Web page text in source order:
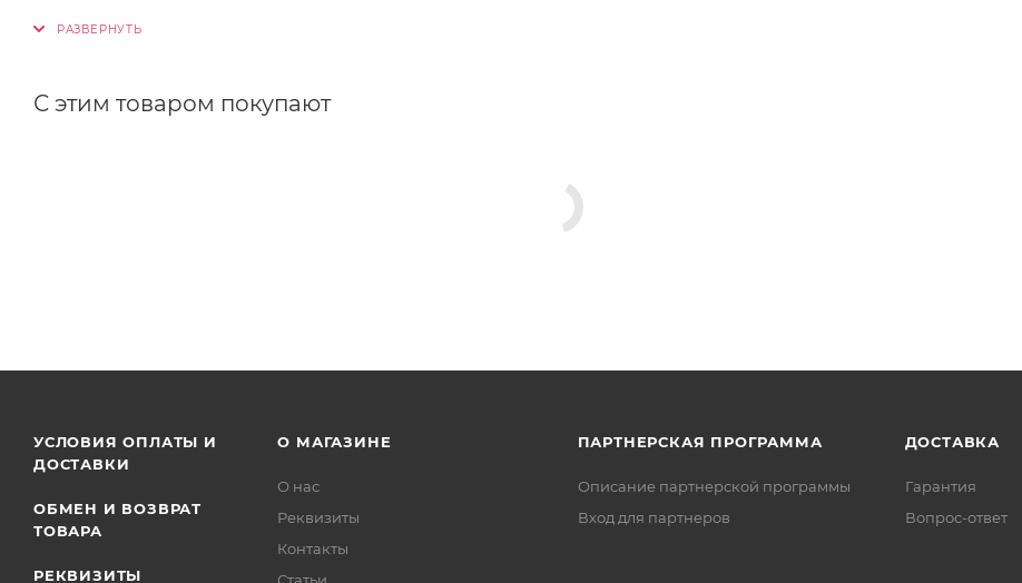
С этим товаром покупают
УСЛОВИЯ ОПЛАТЫ И
ДОСТАВКИ
ОБМЕН И ВОЗВРАТ
ТОВАРА
РЕКВИЗИТЫ
О МАГАЗИНЕ
О нас
Реквизиты
Контакты
ПАРТНЕРСКАЯ ПРОГРАММА
Описание партнерской программы
Вход для партнеров
ДОСТАВКА
Гарантия
Вопрос-ответ